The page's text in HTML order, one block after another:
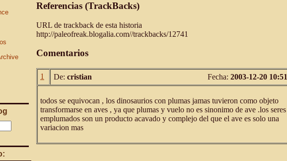
Referencias (TrackBacks)
URL de trackback de esta historia
http://paleofreak.blogalia.com//trackbacks/12741
Comentarios
1 De: cristian Fecha: 2003-12-20 10:51
todos se equivocan , los dinosaurios con plumas jamas tuvieron como objeto
transformarse en aves , ya que plumas y vuelo no es sinonimo de ave .los seres
emplumados son un producto acavado y complejo del que el ave es solo una
variacion mas